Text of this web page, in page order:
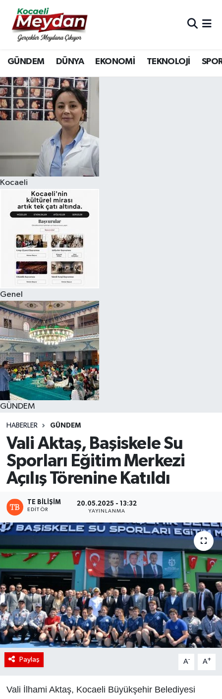
GÜNDEM DÜNYA EKONOMİ TEKNOLOJİ
Kocaeli
Genel
GÜNDEM
HABERLER GÜNDEM
Vali Aktaş, Başiskele Su
Sporları Eğitim Merkezi
Açılış Törenine Katıldı
TE BILIŞIM
EDITÖR
20.05.2025 - 13:32
YAYINLANMA
Paylaş A- A+
Vali İlhami Aktaş, Kocaeli Büyükşehir Belediyesi
Nöbetçi Eczaneler
Hava Durumu
Trafik Durumu
Süper Lig Puan Durumu ve Fikstür
Tüm Manşetler
Son Dakika Haberleri
Haber Arşivi